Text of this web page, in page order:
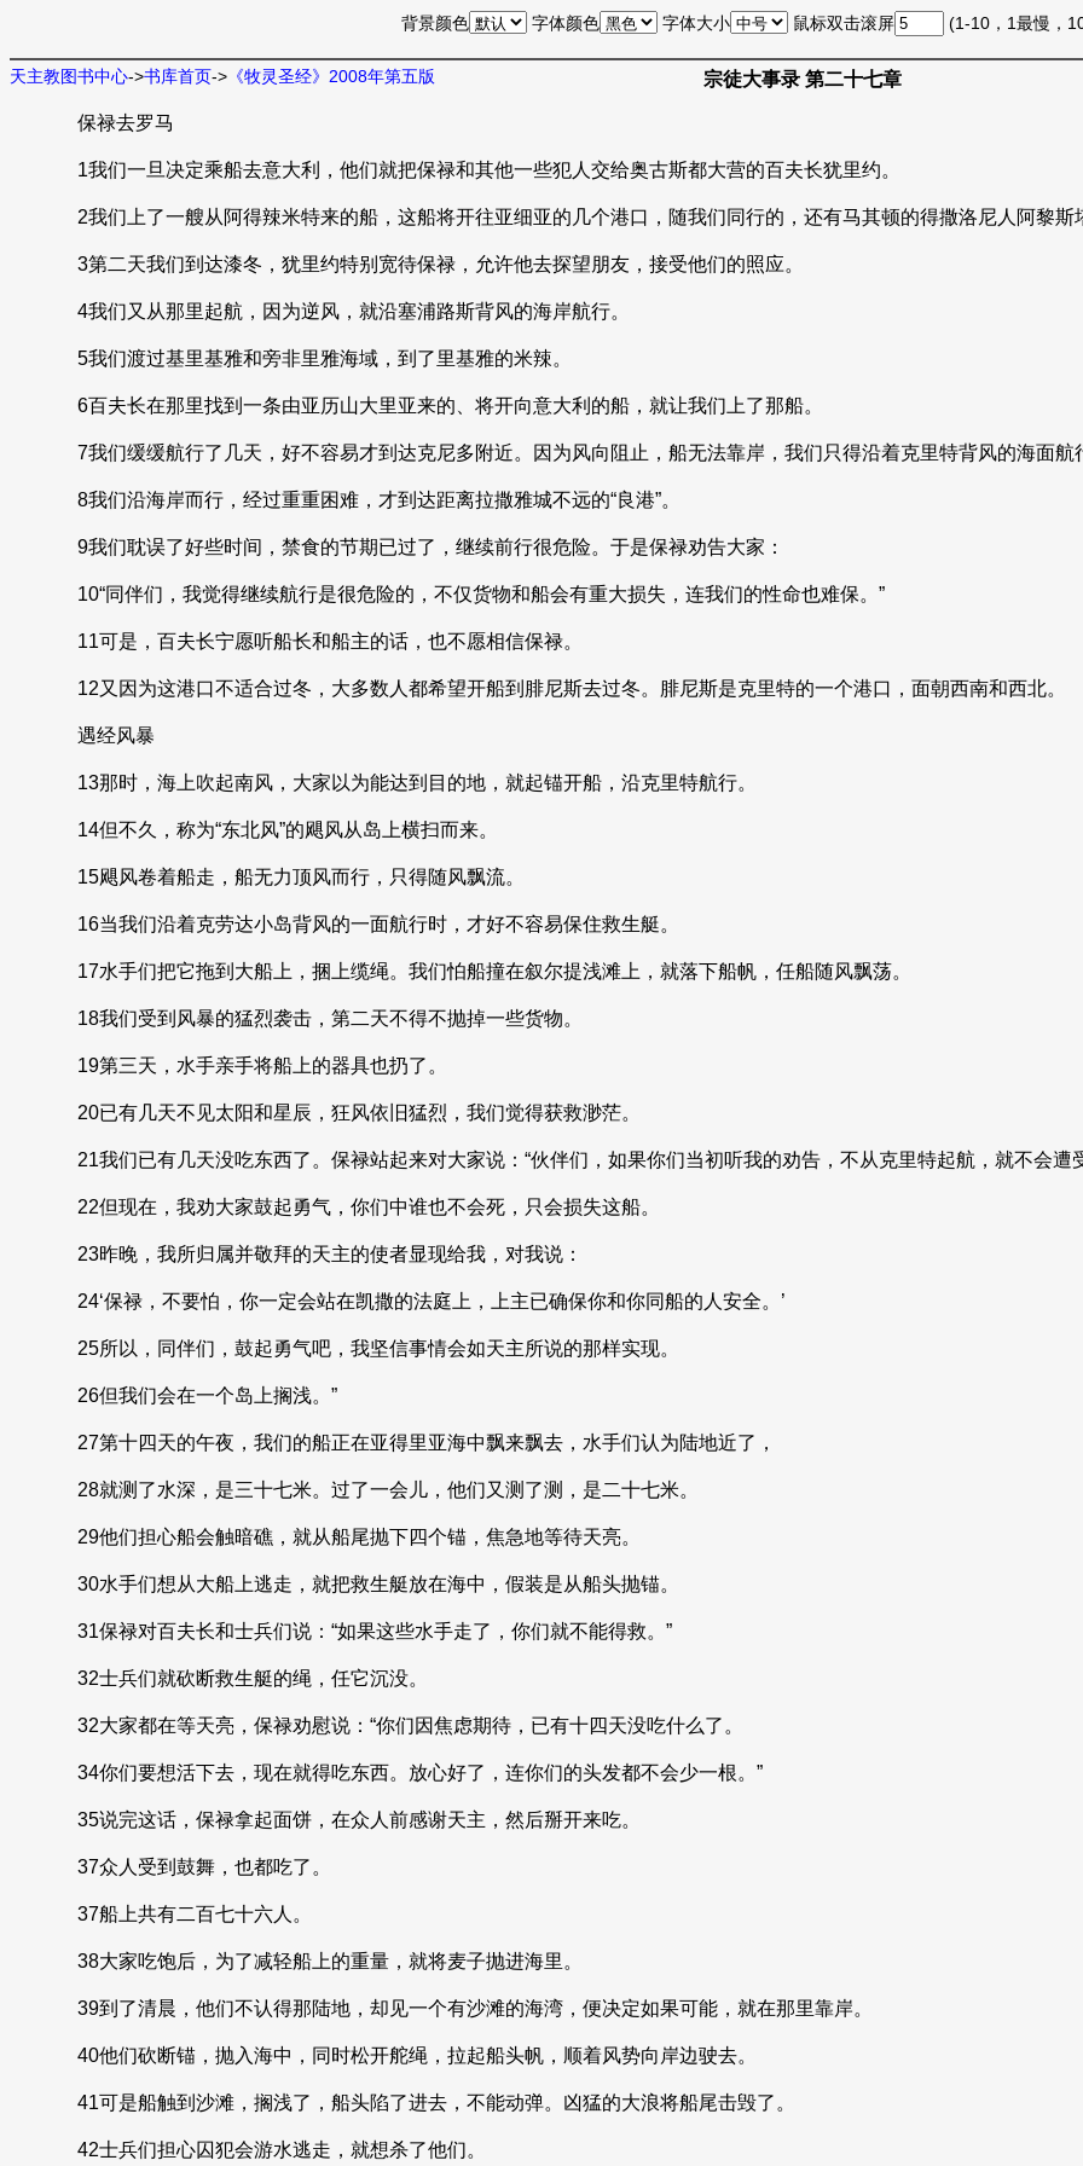
背景颜色 字体颜色 字体大小 鼠标双击滚屏 (1-10，1最慢，
天主教图书中心->书库首页-> 《牧灵圣经》2008年第五版 宗徒大事录 第二十七章
保禄去罗马
1我们一旦决定乘船去意大利，他们就把保禄和其他一些犯人交给奥古斯都大营的百夫长犹里约。
2我们上了一艘从阿得辣米特来的船，这船将开往亚细亚的几个港口，随我们同行的，还有马其顿的得撒洛尼人阿黎斯
3第二天我们到达漆冬，犹里约特别宽待保禄，允许他去探望朋友，接受他们的照应。
4我们又从那里起航，因为逆风，就沿塞浦路斯背风的海岸航行。
5我们渡过基里基雅和旁非里雅海域，到了里基雅的米辣。
6百夫长在那里找到一条由亚历山大里亚来的、将开向意大利的船，就让我们上了那船。
7我们缓缓航行了几天，好不容易才到达克尼多附近。因为风向阻止，船无法靠岸，我们只得沿着克里特背风的海面航
8我们沿海岸而行，经过重重困难，才到达距离拉撒雅城不远的“良港”。
9我们耽误了好些时间，禁食的节期已过了，继续前行很危险。于是保禄劝告大家：
10“同伴们，我觉得继续航行是很危险的，不仅货物和船会有重大损失，连我们的性命也难保。”
11可是，百夫长宁愿听船长和船主的话，也不愿相信保禄。
12又因为这港口不适合过冬，大多数人都希望开船到腓尼斯去过冬。腓尼斯是克里特的一个港口，面朝西南和西北。
遇经风暴
13那时，海上吹起南风，大家以为能达到目的地，就起锚开船，沿克里特航行。
14但不久，称为“东北风”的飓风从岛上横扫而来。
15飓风卷着船走，船无力顶风而行，只得随风飘流。
16当我们沿着克劳达小岛背风的一面航行时，才好不容易保住救生艇。
17水手们把它拖到大船上，捆上缆绳。我们怕船撞在叙尔提浅滩上，就落下船帆，任船随风飘荡。
18我们受到风暴的猛烈袭击，第二天不得不抛掉一些货物。
19第三天，水手亲手将船上的器具也扔了。
20已有几天不见太阳和星辰，狂风依旧猛烈，我们觉得获救渺茫。
21我们已有几天没吃东西了。保禄站起来对大家说：“伙伴们，如果你们当初听我的劝告，不从克里特起航，就不会遭
22但现在，我劝大家鼓起勇气，你们中谁也不会死，只会损失这船。
23昨晚，我所归属并敬拜的天主的使者显现给我，对我说：
24‘保禄，不要怕，你一定会站在凯撒的法庭上，上主已确保你和你同船的人安全。’
25所以，同伴们，鼓起勇气吧，我坚信事情会如天主所说的那样实现。
26但我们会在一个岛上搁浅。”
27第十四天的午夜，我们的船正在亚得里亚海中飘来飘去，水手们认为陆地近了，
28就测了水深，是三十七米。过了一会儿，他们又测了测，是二十七米。
29他们担心船会触暗礁，就从船尾抛下四个锚，焦急地等待天亮。
30水手们想从大船上逃走，就把救生艇放在海中，假装是从船头抛锚。
31保禄对百夫长和士兵们说：“如果这些水手走了，你们就不能得救。”
32士兵们就砍断救生艇的绳，任它沉没。
32大家都在等天亮，保禄劝慰说：“你们因焦虑期待，已有十四天没吃什么了。
34你们要想活下去，现在就得吃东西。放心好了，连你们的头发都不会少一根。”
35说完这话，保禄拿起面饼，在众人前感谢天主，然后掰开来吃。
37众人受到鼓舞，也都吃了。
37船上共有二百七十六人。
38大家吃饱后，为了减轻船上的重量，就将麦子抛进海里。
39到了清晨，他们不认得那陆地，却见一个有沙滩的海湾，便决定如果可能，就在那里靠岸。
40他们砍断锚，抛入海中，同时松开舵绳，拉起船头帆，顺着风势向岸边驶去。
41可是船触到沙滩，搁浅了，船头陷了进去，不能动弹。凶猛的大浪将船尾击毁了。
42士兵们担心囚犯会游水逃走，就想杀了他们。